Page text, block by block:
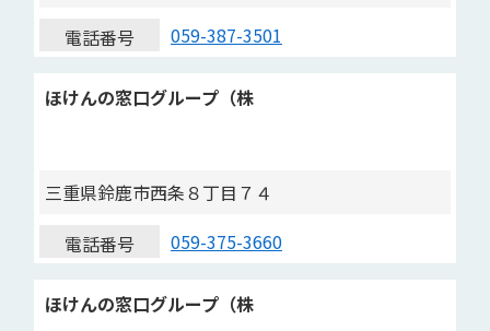
電話番号
059-387-3501
ほけんの窓口グループ（株
三重県鈴鹿市西条８丁目７４
電話番号
059-375-3660
ほけんの窓口グループ（株